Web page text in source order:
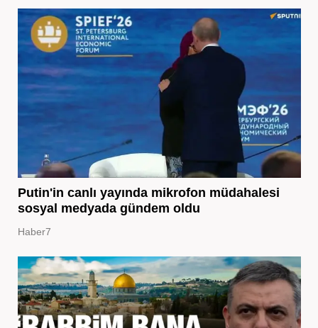
Putin'in canlı yayında mikrofon müdahalesi
sosyal medyada gündem oldu
Haber7